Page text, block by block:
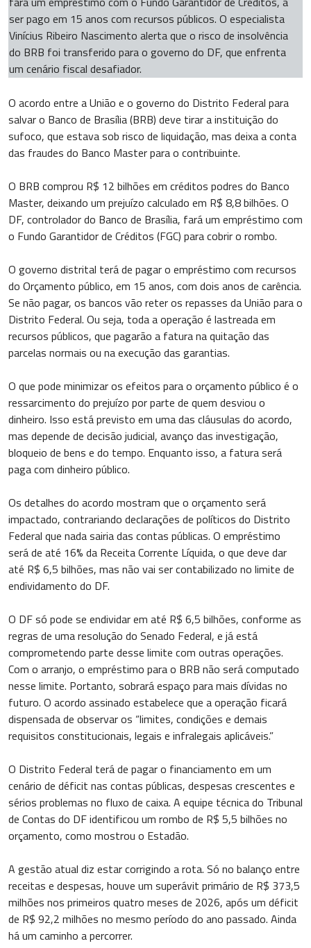
ser pago em 15 anos com recursos públicos. O especialista
Vinícius Ribeiro Nascimento alerta que o risco de insolvência
do BRB foi transferido para o governo do DF, que enfrenta
um cenário fiscal desafiador.
O acordo entre a União e o governo do Distrito Federal para
salvar o Banco de Brasília (BRB) deve tirar a instituição do
sufoco, que estava sob risco de liquidação, mas deixa a conta
das fraudes do Banco Master para o contribuinte.
O BRB comprou R$ 12 bilhões em créditos podres do Banco
Master, deixando um prejuízo calculado em R$ 8,8 bilhões. O
DF, controlador do Banco de Brasília, fará um empréstimo com
o Fundo Garantidor de Créditos (FGC) para cobrir o rombo.
O governo distrital terá de pagar o empréstimo com recursos
do Orçamento público, em 15 anos, com dois anos de carência.
Se não pagar, os bancos vão reter os repasses da União para o
Distrito Federal. Ou seja, toda a operação é lastreada em
recursos públicos, que pagarão a fatura na quitação das
parcelas normais ou na execução das garantias.
O que pode minimizar os efeitos para o orçamento público é o
ressarcimento do prejuízo por parte de quem desviou o
dinheiro. Isso está previsto em uma das cláusulas do acordo,
mas depende de decisão judicial, avanço das investigação,
bloqueio de bens e do tempo. Enquanto isso, a fatura será
paga com dinheiro público.
Os detalhes do acordo mostram que o orçamento será
impactado, contrariando declarações de políticos do Distrito
Federal que nada sairia das contas públicas. O empréstimo
será de até 16% da Receita Corrente Líquida, o que deve dar
até R$ 6,5 bilhões, mas não vai ser contabilizado no limite de
endividamento do DF.
O DF só pode se endividar em até R$ 6,5 bilhões, conforme as
regras de uma resolução do Senado Federal, e já está
comprometendo parte desse limite com outras operações.
Com o arranjo, o empréstimo para o BRB não será computado
nesse limite. Portanto, sobrará espaço para mais dívidas no
futuro. O acordo assinado estabelece que a operação ficará
dispensada de observar os “limites, condições e demais
requisitos constitucionais, legais e infralegais aplicáveis.”
O Distrito Federal terá de pagar o financiamento em um
cenário de déficit nas contas públicas, despesas crescentes e
sérios problemas no fluxo de caixa. A equipe técnica do Tribunal
de Contas do DF identificou um rombo de R$ 5,5 bilhões no
orçamento, como mostrou o Estadão.
A gestão atual diz estar corrigindo a rota. Só no balanço entre
receitas e despesas, houve um superávit primário de R$ 373,5
milhões nos primeiros quatro meses de 2026, após um déficit
de R$ 92,2 milhões no mesmo período do ano passado. Ainda
há um caminho a percorrer.